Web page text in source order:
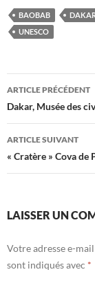
BAOBAB
UNESCO
Navigation
des
articles
ARTICLE PRÉCÉDENT
Dakar, Musée des
ARTICLE SUIVANT
« Cratère » Cova de
LAISSER UN
Votre adresse e-
sont indiqués avec *